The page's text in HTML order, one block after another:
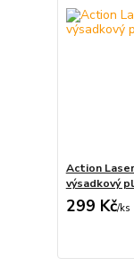
Action
výsadkový
299 Kč/ks